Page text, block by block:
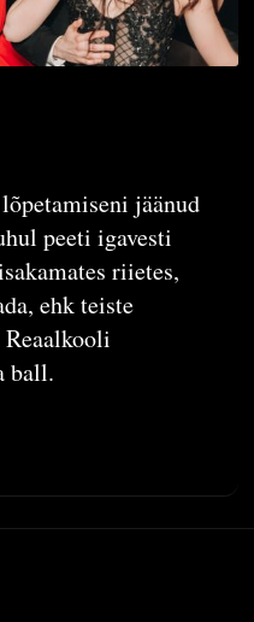
jäänud
peeti igavesti
riietes,
ehk teiste
ball.